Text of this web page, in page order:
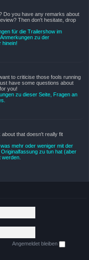
Do you have any remarks about
Then don't hesitate, drop
für die Trailershow im
zu der
hinein!
to criticise those fools running
have some questions about
you!
zu dieser Seite, Fragen an
that doesn't really fit
mehr oder weniger mit der
zu tun hat (aber
Angemeldet bleiben